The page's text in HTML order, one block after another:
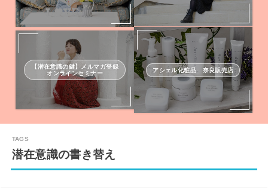
【潜在意識の鍵】メルマガ登録
オンラインセミナー
アシェル化粧品 奈良販売店
潜在意識の書き替え